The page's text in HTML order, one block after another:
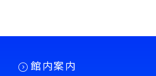
館内案内